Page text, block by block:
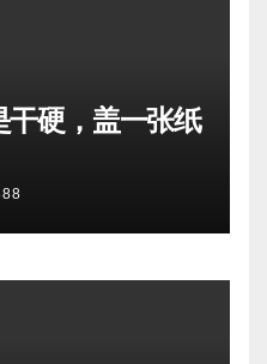
干硬，盖一张纸